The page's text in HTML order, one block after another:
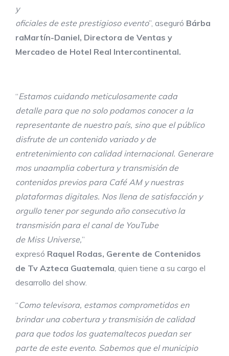
y
oficiales de este prestigioso evento”, aseguró Bárba
raMartín-Daniel, Directora de Ventas y
Mercadeo de Hotel Real Intercontinental.
“Estamos cuidando meticulosamente cada
detalle para que no solo podamos conocer a la
representante de nuestro país, sino que el público
disfrute de un contenido variado y de
entretenimiento con calidad internacional. Generare
mos unaamplia cobertura y transmisión de
contenidos previos para Café AM y nuestras
plataformas digitales. Nos llena de satisfacción y
orgullo tener por segundo año consecutivo la
transmisión para el canal de YouTube
de Miss Universe,”
expresó Raquel Rodas, Gerente de Contenidos
de Tv Azteca Guatemala , quien tiene a su cargo el
desarrollo del show.
“Como televisora, estamos comprometidos en
brindar una cobertura y transmisión de calidad
para que todos los guatemaltecos puedan ser
parte de este evento. Sabemos que el municipio